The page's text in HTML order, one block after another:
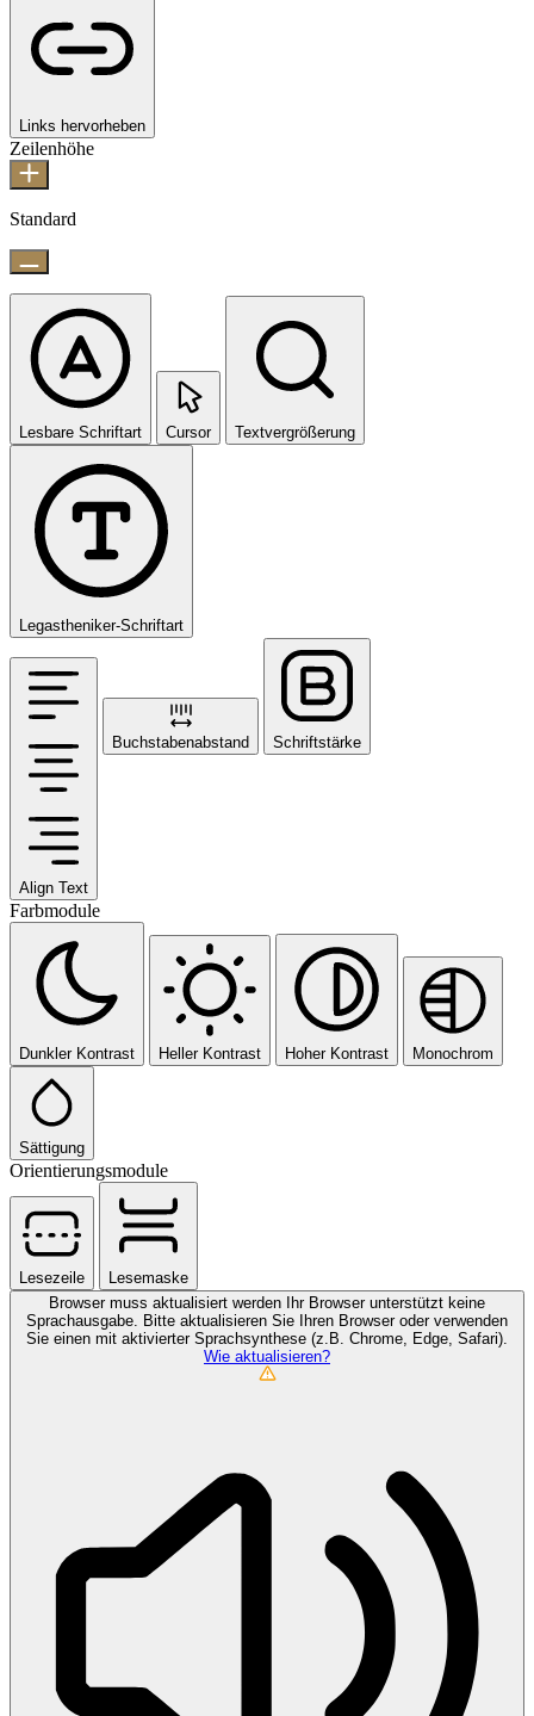
Links hervorheben
Zeilenhöhe
Standard
Lesbare Schriftart Cursor Textvergrößerung
Legastheniker-Schriftart
Align Text
Buchstabenabstand Schriftstärke
Farbmodule
Dunkler Kontrast Heller Kontrast Hoher Kontrast Monochrom
Sättigung
Orientierungsmodule
Lesezeile
Lesemaske
Browser muss aktualisiert werden
Ihr Browser unterstützt keine
Sprachausgabe. Bitte aktualisieren Sie Ihren Browser oder verwenden
Sie einen mit aktivierter Sprachsynthese (z.B. Chrome, Edge, Safari).
Wie aktualisieren?